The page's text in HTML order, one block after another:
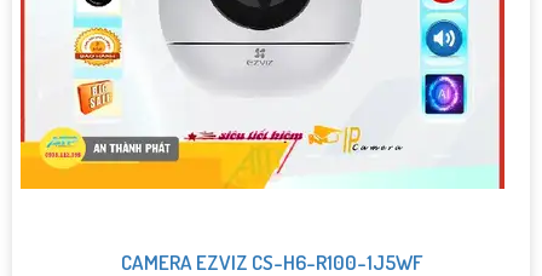
CAMERA EZVIZ CS-H6-R100-1J5WF